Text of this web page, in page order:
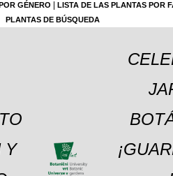
GÉNERO
LISTA DE LAS PLANTAS POR
PLANTAS DE BÚSQUEDA
Y